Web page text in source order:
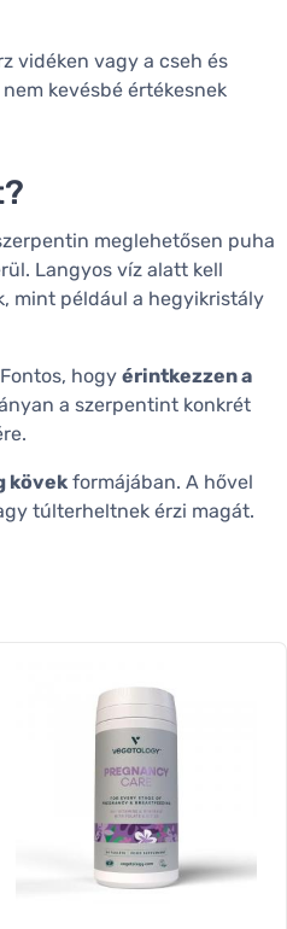
vidéken vagy a cseh és
kevésbé értékesnek
meglehetősen puha
Langyos víz alatt kell
mint például a hegyikristály
hogy érintkezzen a
a szerpentint konkrét
kövek formájában. A hővel
túlterheltnek érzi magát.